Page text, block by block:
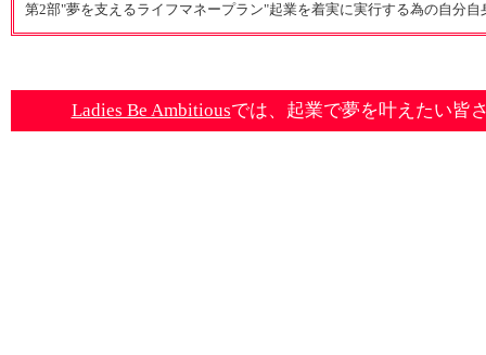
第2部"夢を支えるライフマネープラン"起業を着実に実行する為の自分
Ladies Be Ambitiousでは、起業で夢を叶えたい皆